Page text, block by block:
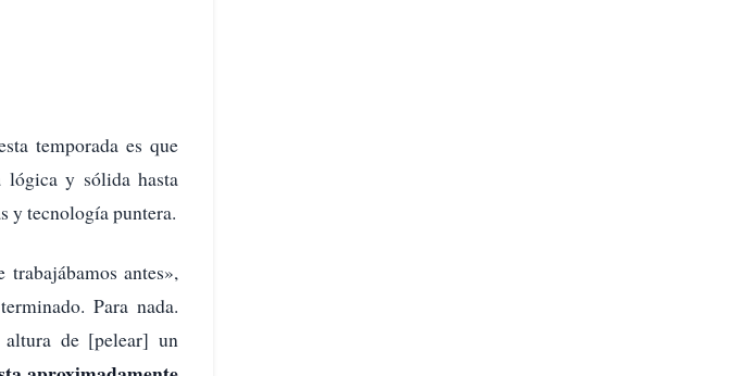
temporada es que
lógica y sólida hasta
y tecnología puntera.
antes»,
Para nada.
altura de [pelear] un